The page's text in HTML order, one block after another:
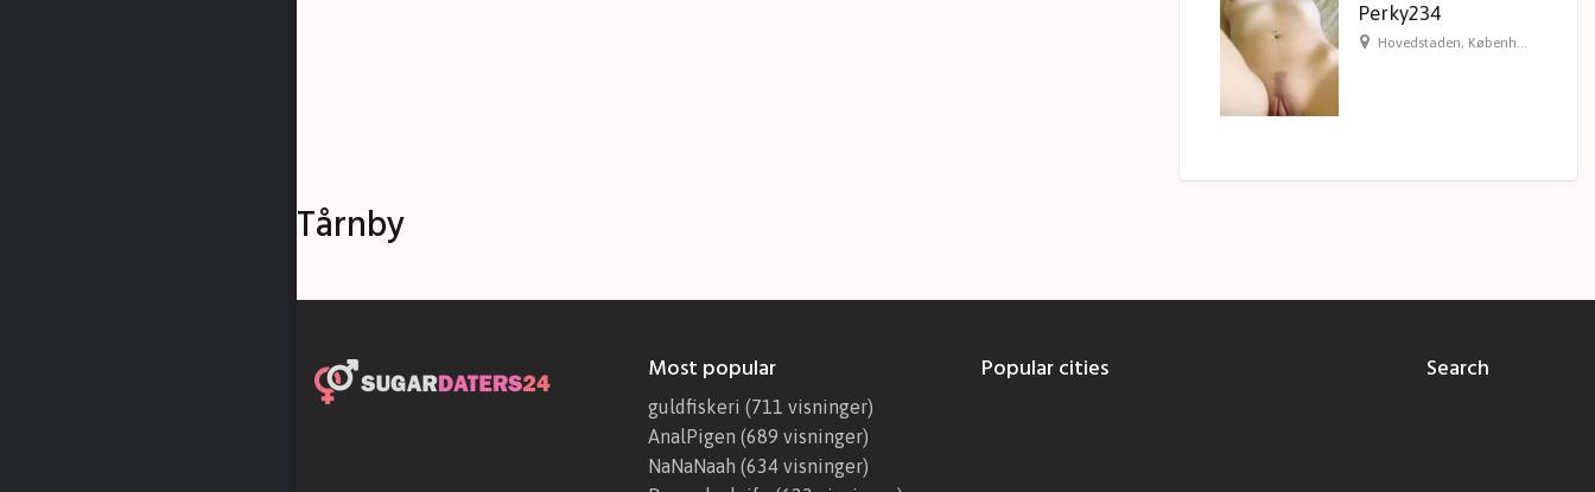
Perky234
Hovedstaden, København
Tårnby
Most popular
guldfiskeri (711 visninger)
AnalPigen (689 visninger)
NaNaNaah (634 visninger)
Popular cities Search